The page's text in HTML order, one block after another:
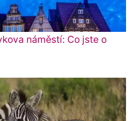
náměstí: Co jste o